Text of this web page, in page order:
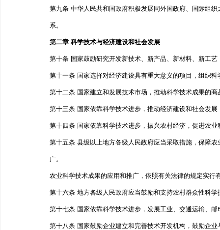
第九条 中华人民共和国政府积极发展同外国政府、国际组
系。
第二章 科学技术与经济建设和社会发展
第十条 国家鼓励研究开发新技术、新产品、新材料、新
第十一条 国家选择对经济建设具有重大意义的项目，组
第十二条 国家建立和发展技术市场，推动科学技术成果
第十三条 国家依靠科学技术进步，推动经济建设和社会
第十四条 国家依靠科学技术进步，振兴农村经济，促进
第十五条 县级以上地方各级人民政府应当采取措施，保障
广。
农业科学技术成果的应用和推广，依照有关法律的规定
第十六条 地方各级人民政府应当鼓励和支持农村群众性
第十七条 国家依靠科学技术进步，发展工业、交通运输
第十八条 国家鼓励企业建立和完善技术开发机构，鼓励